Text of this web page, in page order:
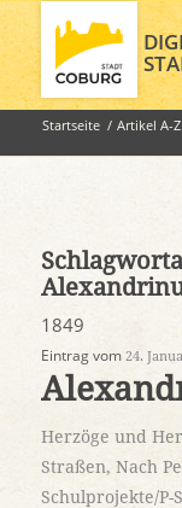
Startseite / Artikel A-Z
1849
Eintrag vom 24.
Herzöge und
Straßen, Nach
Schulprojekte/P-